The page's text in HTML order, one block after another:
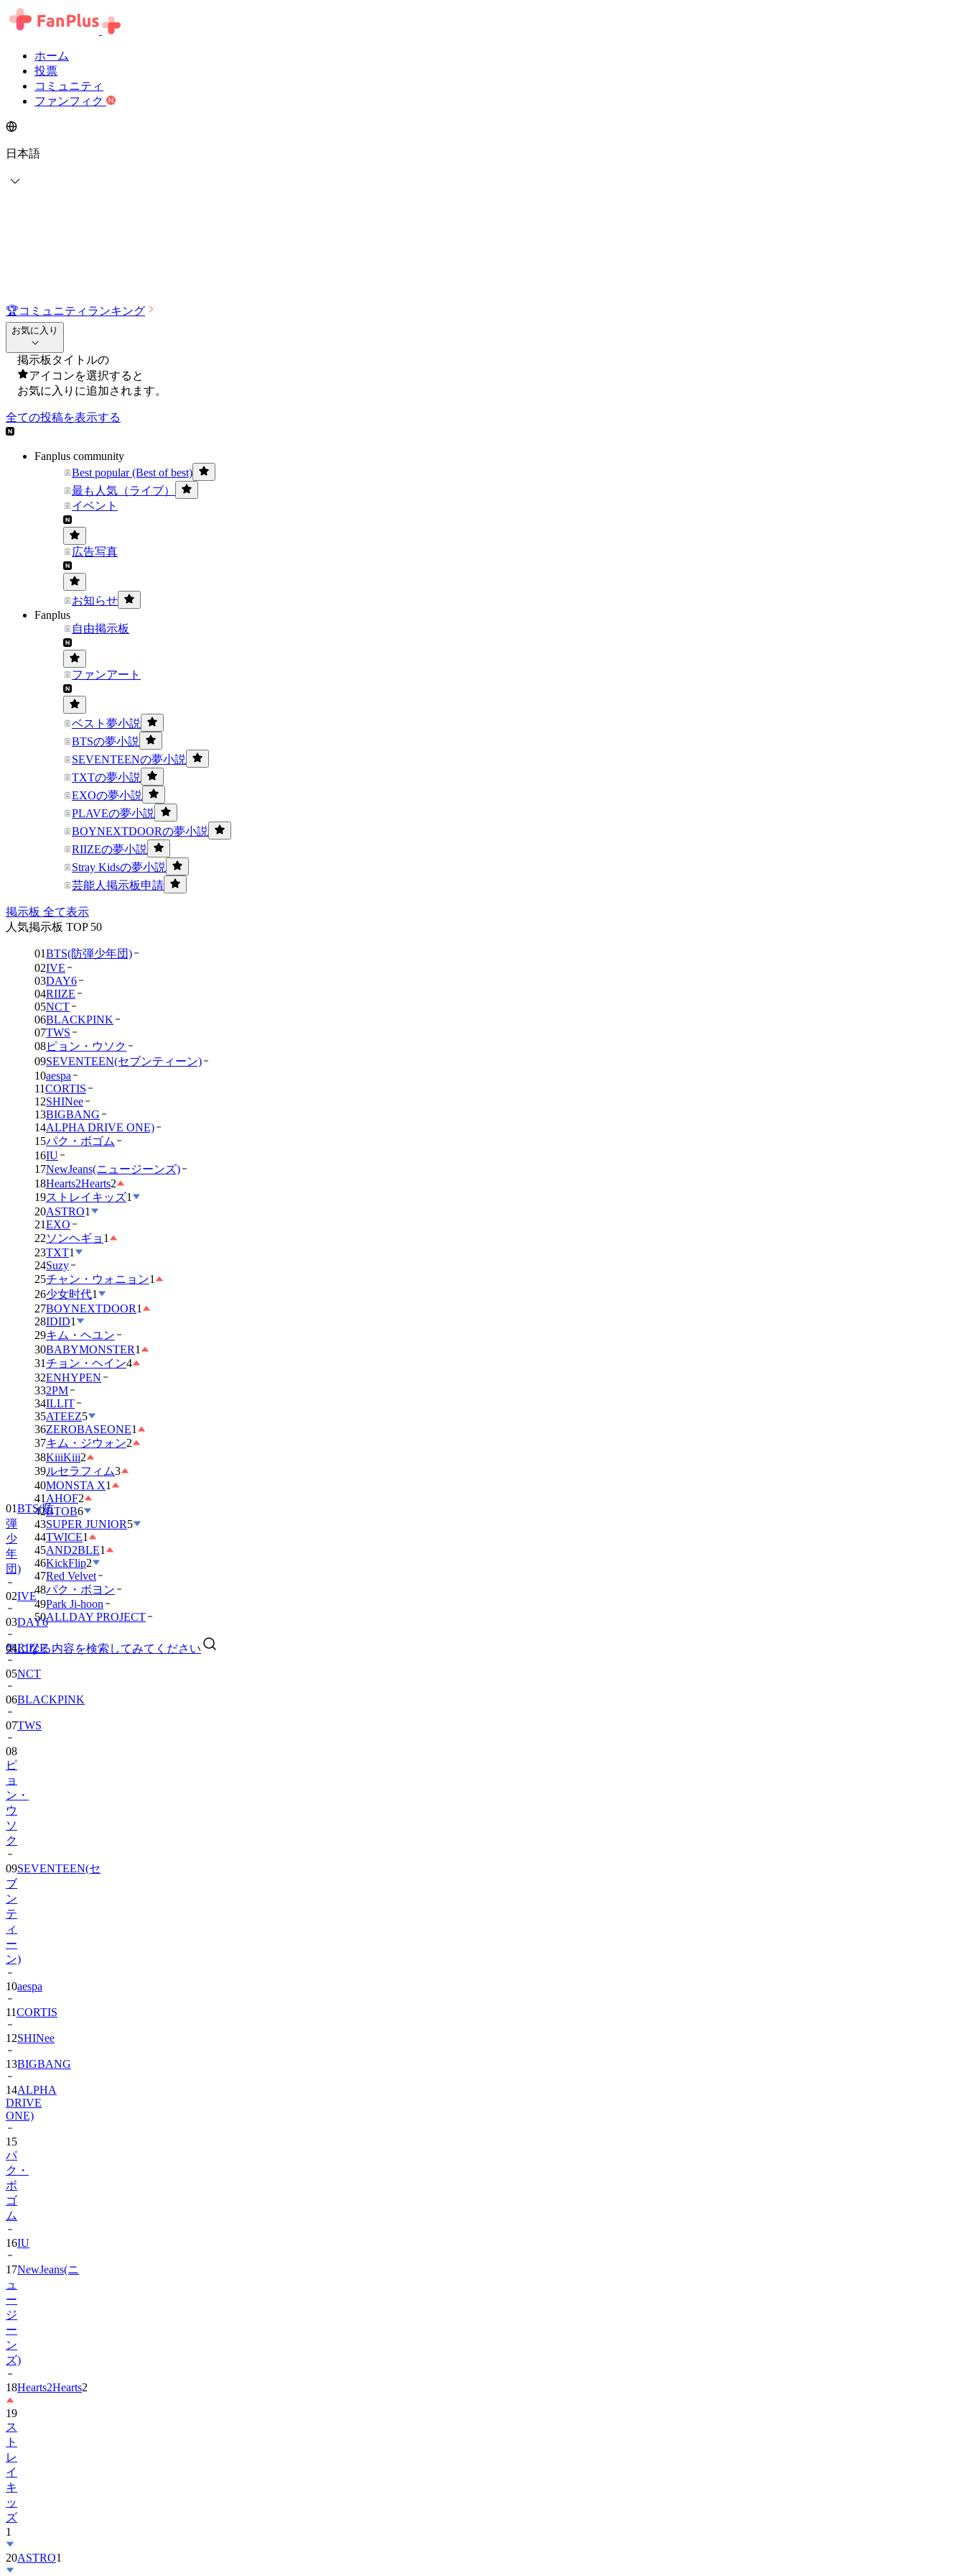
ホーム
投票
コミュニティ
ファンフィク
日本語
🏆コミュニティランキング
お気に入り
掲示板タイトルの
アイコンを選択すると
お気に入りに追加されます。
全ての投稿を表示する
Fanplus community
Best popular (Best of best)
最も人気（ライブ）
イベント
広告写真
お知らせ
Fanplus
自由掲示板
ファンアート
ベスト夢小説
BTSの夢小説
SEVENTEENの夢小説
TXTの夢小説
EXOの夢小説
PLAVEの夢小説
BOYNEXTDOORの夢小説
RIIZEの夢小説
Stray Kidsの夢小説
芸能人掲示板申請
掲示板 全て表示
人気掲示板 TOP 50
01BTS(防弾少年団)
02IVE
03DAY6
04RIIZE
05NCT
06BLACKPINK
07TWS
08ピョン・ウソク
09SEVENTEEN(セブンティーン)
10aespa
11CORTIS
12SHINee
13BIGBANG
14ALPHA DRIVE ONE)
15パク・ボゴム
16IU
17NewJeans(ニュージーンズ)
18Hearts2Hearts2
19ストレイキッズ1
20ASTRO1
21EXO
22ソンヘギョ 1
23TXT1
24Suzy
25チャン・ウォニョン1
26少女时代1
27BOYNEXTDOOR1
28IDID1
29キム・ヘユン
30BABYMONSTER1
31チョン・ヘイン4
32ENHYPEN
332PM
34ILLIT
35ATEEZ5
36ZEROBASEONE1
37キム・ジウォン2
38KiiiKiii2
39ルセラフィム3
40MONSTA X1
41 AHOF2
42BTOB6
43SUPER JUNIOR5
44TWICE1
45AND2BLE1
46KickFlip2
47Red Velvet
48パク・ボヨン
49Park Ji-hoon
50ALLDAY PROJECT
気になる内容を検索してみてください
01BTS(防
弾
少
年
団)
02IVE
03DAY6
04RIIZE
05NCT
06BLACKPINK
07TWS
08
ピ
ョ
ン・
ウ
ソ
ク
09SEVENTEEN(セ
ブ
ン
テ
ィ
ー
ン)
10aespa
11CORTIS
12SHINee
13BIGBANG
14ALPHA
DRIVE
ONE)
15
パ
ク・
ボ
ゴ
ム
16IU
17NewJeans(ニ
ュ
ー
ジ
ー
ン
ズ)
18Hearts2Hearts2
19
ス
ト
レ
イ
キ
ッ
ズ
1
20ASTRO1